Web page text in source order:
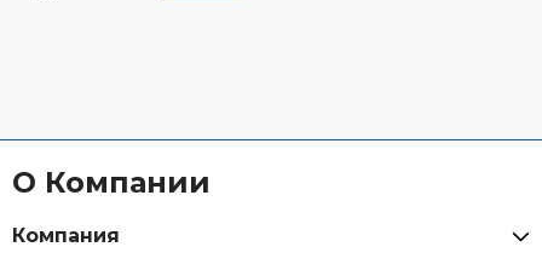
О Компании
Компания